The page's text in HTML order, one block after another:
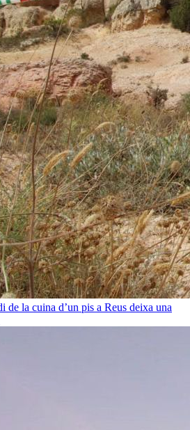
de la cuina d’un pis a Reus deixa una